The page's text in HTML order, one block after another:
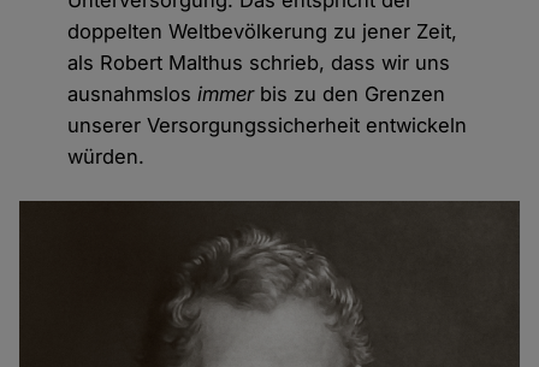
doppelten Weltbevölkerung zu jener Zeit,
als Robert Malthus schrieb, dass wir uns
ausnahmslosimmerbis zu den Grenzen
unserer Versorgungssicherheit entwickeln
würden.